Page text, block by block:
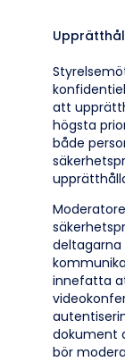
att
högsta
både
innefatta
dokument
bör